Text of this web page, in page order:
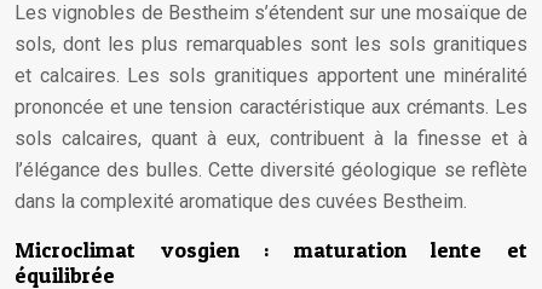
Les vignobles de Bestheim s’étendent sur une mosaïque de
sols, dont les plus remarquables sont les sols granitiques
et calcaires. Les sols granitiques apportent une minéralité
prononcée et une tension caractéristique aux crémants. Les
sols calcaires, quant à eux, contribuent à la finesse et à
l’élégance des bulles. Cette diversité géologique se reflète
dans la complexité aromatique des cuvées Bestheim.
Microclimat vosgien : maturation lente et
équilibrée